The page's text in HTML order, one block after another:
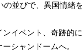
の並びで、異国情緒
ンイベント、奇跡的
シャンドームへ。